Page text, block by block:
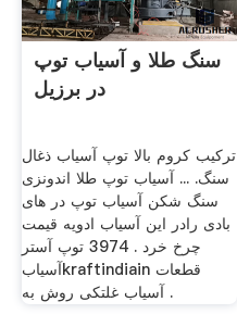
سنگ طلا و آسیاب توپ
در برزیل
ترکیب کروم بالا توپ آسیاب ذغال
سنگ. ... آسیاب توپ طلا اندونزی
سنگ شکن آسیاب توپ در های
بادی رادر این آسیاب ادویه قیمت
چرخ خرد . 3974 توپ آستر
آسیابkraftindiain قطعات
آسیاب غلتکی روش به .